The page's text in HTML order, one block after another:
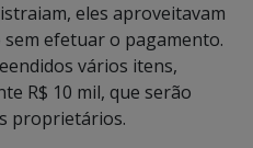
eles aproveitavam
efetuar o pagamento.
vários itens,
R$ 10 mil, que serão
proprietários.